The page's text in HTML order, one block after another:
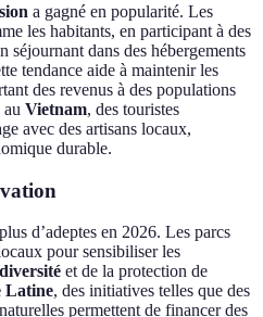
a gagné en popularité. Les
les habitants, en participant à des
séjournant dans des hébergements
tendance aide à maintenir les
des revenus à des populations
Vietnam, des touristes
avec des artisans locaux,
durable.
d’adeptes en 2026. Les parcs
pour sensibiliser les
et de la protection de
Latine, des initiatives telles que des
permettent de financer des